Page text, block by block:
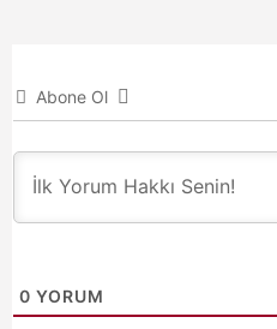
Abone Ol
0 YORUM